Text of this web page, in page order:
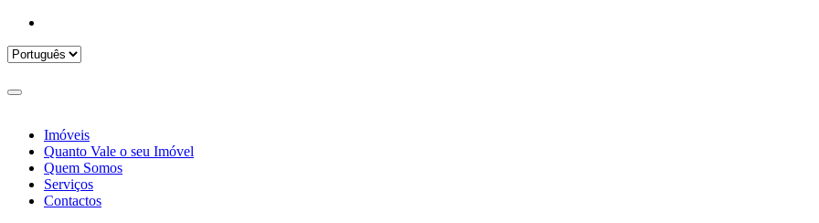
Imóveis
Quanto Vale o seu Imóvel
Quem Somos
Serviços
Contactos